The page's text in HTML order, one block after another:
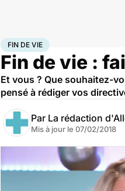
AccueilSanté Fin de vie
FIN DE VIE
Fin de vie :
Et vous ? Que souhaitez-
pensé à rédiger vos
Par La rédaction
Mis à jour le 07/02/2018